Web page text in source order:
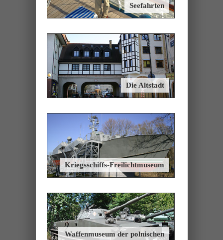
Seefahrten
Die Altstadt
Kriegsschiffs-Freilichtmuseum
Waffenmuseum der polnischen